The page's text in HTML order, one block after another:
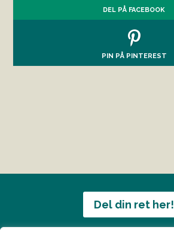
DEL PÅ FACEBOOK
PIN PÅ PINTEREST
Del din ret her!